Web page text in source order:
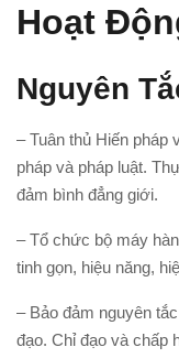
Hoạt
Nguyên
– Tuân thủ Hiến pháp
pháp và pháp luật.
đảm bình đẳng giới.
– Tổ chức bộ máy
tinh gọn, hiệu năng,
– Bảo đảm nguyên
đạo. Chỉ đạo và chấp